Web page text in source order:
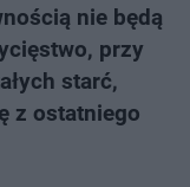
nie będą
przy
starć,
z ostatniego